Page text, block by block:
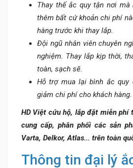
Thay thế ắc quy tận nơi mà
thêm bất cứ khoản chi phí
hàng trước khi thay lắp.
Đội ngũ nhân viên chuyên
nghiệm. Thay lắp kịp thời,
toàn, sạch sẽ.
Hỗ trợ mua lại bình ắc quy
giảm chi phí cho khách hàng.
HD Việt cứu hộ, lắp đặt miễn phí
cung cấp, phân phối các sản
Varta, Delkor, Atlas... trên toàn
Thông tin đại lý